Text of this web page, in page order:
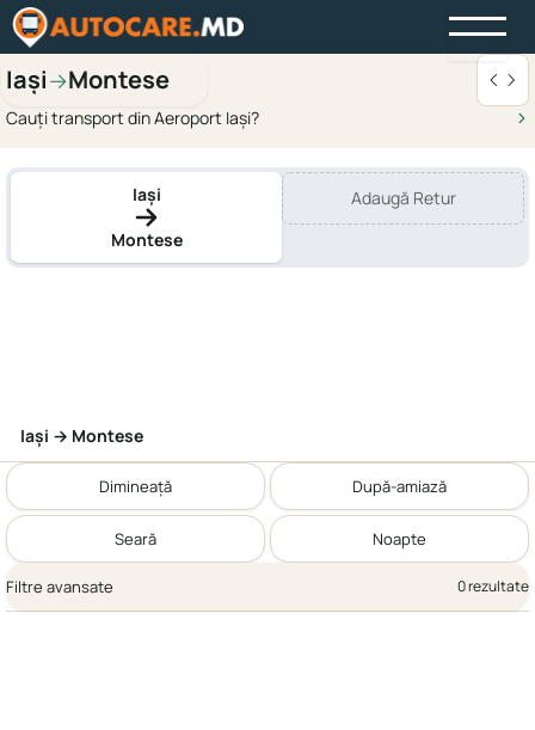
Iași→Montese
Cauți transport din Aeroport Iași?
Iași
Montese
Adaugă Retur
Iași → Montese
Dimineață După-amiază
Seară Noapte
Filtre avansate 0 rezultate